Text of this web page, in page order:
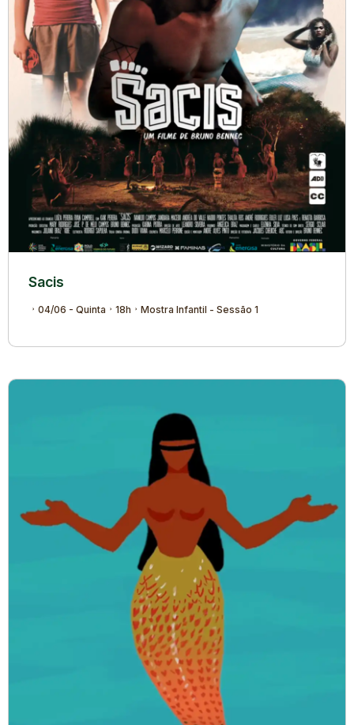
Sacis
04/06 - Quinta 18h Mostra Infantil - Sessão 1